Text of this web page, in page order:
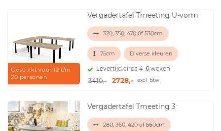
Geschikt voor 12 t/m
20 personen
Vergadertafel Tmeeting U-vorm
320, 350, 470 0f 530cm
75cm Diverse kleuren
Levertijd circa 4-6 weken
3410,- 2728,- excl. btw
Vergadertafel Tmeeting 3
280, 360, 420 of 560cm